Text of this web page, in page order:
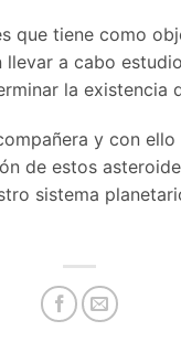
que tiene como
a cabo
la existencia
y con
de estos
sistema